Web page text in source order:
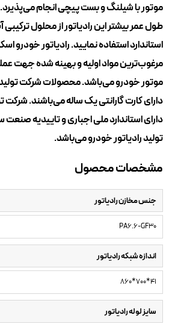
موتور با شیلنگ و بست پیچی انجام
طول عمر بیشتر این رادیاتور از محلول
استاندارد استفاده نمایید. رادیاتور خودرو
مرغوب‌ترین مواد اولیه و بهینه شده جهت
موتور خودرو می‌باشد. محصولات شرکت
دارای کارت گارانتی یک ساله می‌باشند.
دارای استاندارد ملی اجباری و تاییدیه
تولید رادیاتور خودرو می‌باشد.
مشخصات محصول
جنس مخازن رادیاتور
PA6.6-GF30
اندازه شبکه رادیاتور
860*700*41
سایز لوله رادیاتور